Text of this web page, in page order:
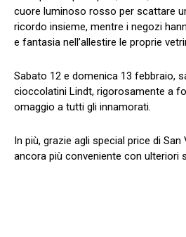
cuore luminoso rosso per scattare
ricordo insieme, mentre i negozi
e fantasia nell’allestire le proprie
Sabato 12 e domenica 13 febbraio,
cioccolatini Lindt, rigorosamente a
omaggio a tutti gli innamorati.
In più, grazie agli special price di
ancora più conveniente con ulteriori